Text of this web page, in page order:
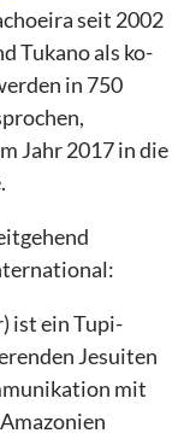
seit 2002
Tukano als ko-
in 750
Jahr 2017 in die
ist ein Tupi-
Jesuiten
mit